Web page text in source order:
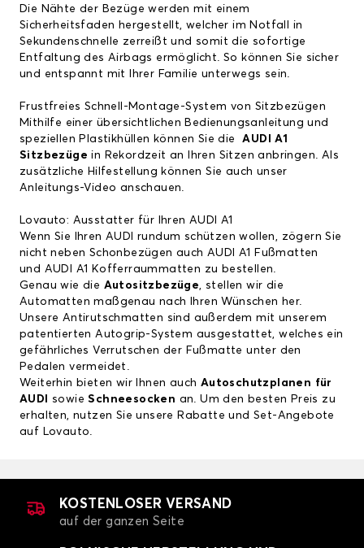
Die Nähte der Bezüge werden mit einem
Sicherheitsfaden hergestellt, welcher im Notfall in
Sekundenschnelle zerreißt und somit die sofortige
Entfaltung des Airbags ermöglicht. So können Sie sicher
und entspannt mit Ihrer Familie unterwegs sein.
Frustfreies Schnell-Montage-System von Sitzbezügen
Mithilfe einer übersichtlichen Bedienungsanleitung und
speziellen Plastikhüllen können Sie die
AUDI A1
Sitzbezüge in Rekordzeit an Ihren Sitzen anbringen. Als
zusätzliche Hilfestellung können Sie auch unser
Anleitungs-Video anschauen.
Lovauto: Ausstatter für Ihren AUDI A1
Wenn Sie Ihren AUDI rundum schützen wollen, zögern Sie
nicht neben Schonbezügen auch AUDI A1 Fußmatten
und AUDI A1 Kofferraummatten zu bestellen.
Genau wie die Autositzbezüge, stellen wir die
Automatten maßgenau nach Ihren Wünschen her.
Unsere Antirutschmatten sind außerdem mit unserem
patentierten Autogrip-System ausgestattet, welches ein
gefährliches Verrutschen der Fußmatte unter den
Pedalen vermeidet.
Weiterhin bieten wir Ihnen auch Autoschutzplanen für
AUDI
sowieSchneesocken an. Um den besten Preis zu
erhalten, nutzen Sie unsere Rabatte und Set-Angebote
auf Lovauto.
KOSTENLOSER VERSAND
auf der ganzen Seite